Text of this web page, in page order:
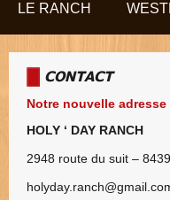
LE RANCH
CONTACT
Notre nouvelle adresse
HOLY ‘ DAY RANCH
2948 route du suit –